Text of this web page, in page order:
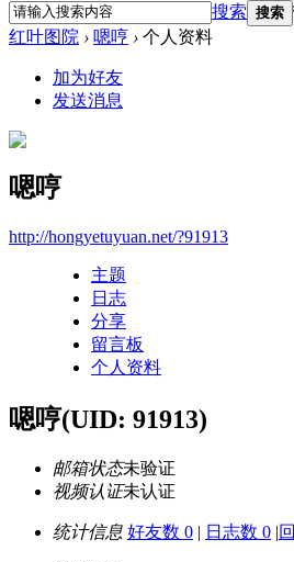
搜索 搜索
红叶图院 › 嗯哼 › 个人资料
加为好友
发送消息
嗯哼
http://hongyetuyuan.net/?91913
主题
日志
分享
留言板
个人资料
嗯哼(UID: 91913)
邮箱状态未验证
视频认证未认证
统计信息 好友数 0 | 日志数 0 |